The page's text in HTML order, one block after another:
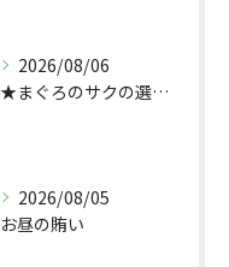
2026/08/06
★まぐろのサクの選び方★（どんぶり屋まぐろ大将）
2026/08/05
お昼の賄い